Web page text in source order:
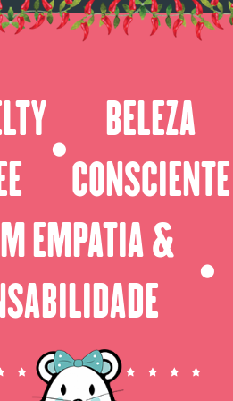
⬤
BELEZA
CONSCIENTE
EMPATIA &
⬤